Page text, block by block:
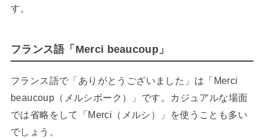
す。
フランス語「Merci beaucoup」
フランス語で「ありがとうございました」は「Merci
beaucoup（メルシボーク）」です。カジュアルな場面
では省略をして「Merci（メルシ）」を使うことも多い
でしょう。